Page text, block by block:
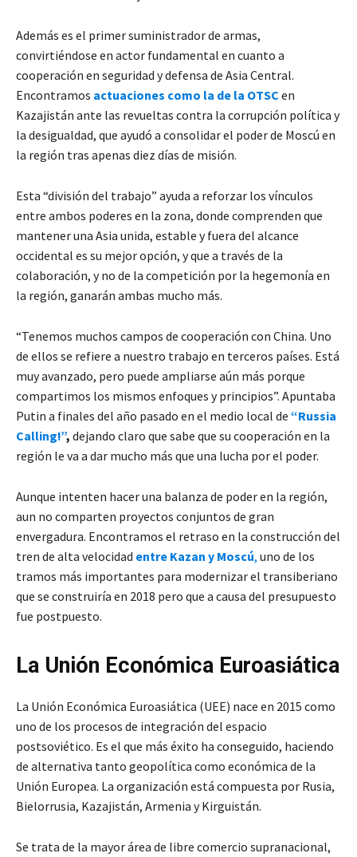
Además es el primer suministrador de armas,
convirtiéndose en actor fundamental en cuanto a
cooperación en seguridad y defensa de Asia Central.
Encontramos actuaciones como la de la OTSC en
Kazajistán ante las revueltas contra la corrupción política y
la desigualdad, que ayudó a consolidar el poder de Moscú en
la región tras apenas diez días de misión.
Esta “división del trabajo” ayuda a reforzar los vínculos
entre ambos poderes en la zona, donde comprenden que
mantener una Asia unida, estable y fuera del alcance
occidental es su mejor opción, y que a través de la
colaboración, y no de la competición por la hegemonía en
la región, ganarán ambas mucho más.
“Tenemos muchos campos de cooperación con China. Uno
de ellos se refiere a nuestro trabajo en terceros países. Está
muy avanzado, pero puede ampliarse aún más porque
compartimos los mismos enfoques y principios”. Apuntaba
Putin a finales del año pasado en el medio local de “Russia
Calling!”, dejando claro que sabe que su cooperación en la
región le va a dar mucho más que una lucha por el poder.
Aunque intenten hacer una balanza de poder en la región,
aun no comparten proyectos conjuntos de gran
envergadura. Encontramos el retraso en la construcción del
tren de alta velocidad entre Kazan y Moscú, uno de los
tramos más importantes para modernizar el transiberiano
que se construiría en 2018 pero que a causa del presupuesto
fue postpuesto.
La Unión Económica Euroasiática
La Unión Económica Euroasiática (UEE) nace en 2015 como
uno de los procesos de integración del espacio
postsoviético. Es el que más éxito ha conseguido, haciendo
de alternativa tanto geopolítica como económica de la
Unión Europea. La organización está compuesta por Rusia,
Bielorrusia, Kazajistán, Armenia y Kirguistán.
Se trata de la mayor área de libre comercio supranacional,